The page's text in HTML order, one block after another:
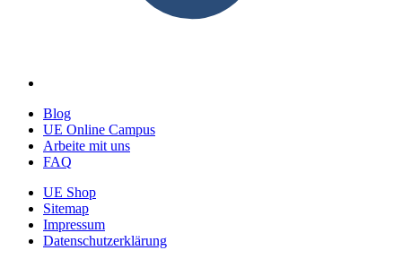
Blog
UE Online Campus
Arbeite mit uns
FAQ
UE Shop
Sitemap
Impressum
Datenschutzerklärung